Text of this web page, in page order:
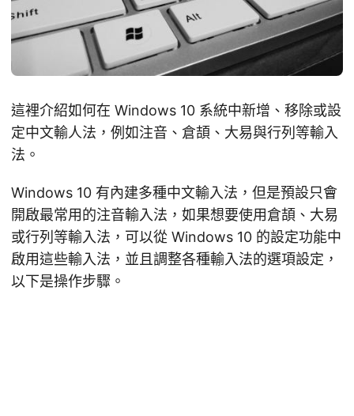
這裡介紹如何在 Windows 10 系統中新增、移除或設
定中文輸人法，例如注音、倉頡、大易與行列等輸入
法。
Windows 10 有內建多種中文輸入法，但是預設只會
開啟最常用的注音輸入法，如果想要使用倉頡、大易
或行列等輸入法，可以從 Windows 10 的設定功能中
啟用這些輸入法，並且調整各種輸入法的選項設定，
以下是操作步驟。